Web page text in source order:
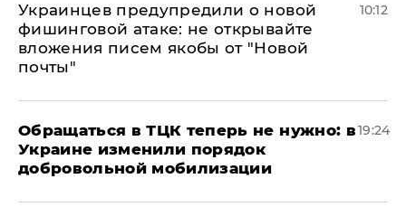
Украинцев предупредили о новой
фишинговой атаке: не открывайте
вложения писем якобы от "Новой
почты"
10:12
Обращаться в ТЦК теперь не нужно: в
Украине изменили порядок
добровольной мобилизации
19:24